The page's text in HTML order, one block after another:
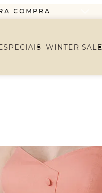
COMPRA
WINTER SALE